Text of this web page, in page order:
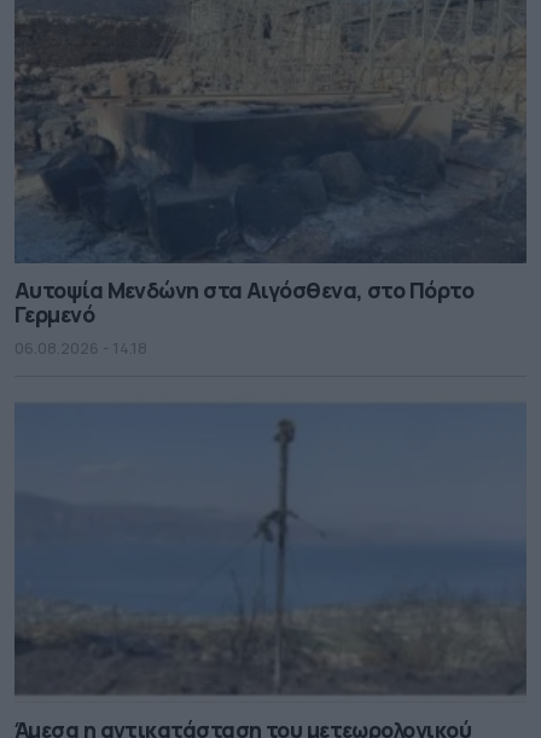
Αυτοψία Μενδώνη στα Αιγόσθενα, στο Πόρτο
Γερμενό
06.08.2026 - 14.18
Άμεσα η αντικατάσταση του μετεωρολογικού